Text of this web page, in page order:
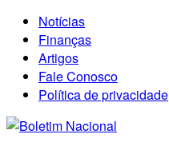
Notícias
Finanças
Artigos
Fale Conosco
Política de privacidade